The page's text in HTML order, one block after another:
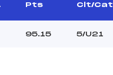
Pts Clt/Cat
95.15 5/U21